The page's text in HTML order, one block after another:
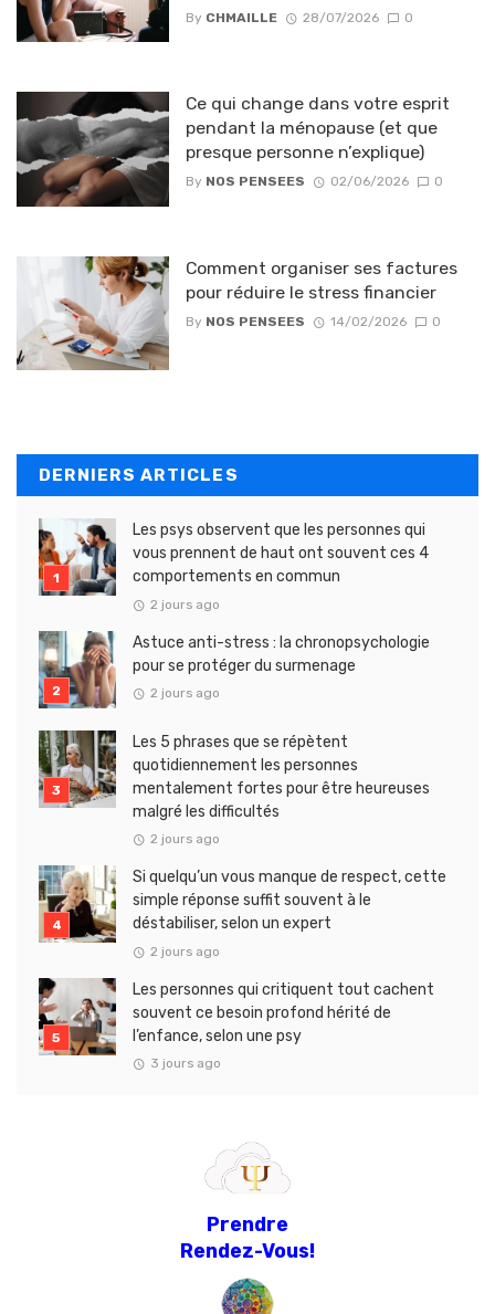
By CHMAILLE 28/07/2026 0
Ce qui change dans votre esprit
pendant la ménopause (et que
presque personne n’explique)
By NOS PENSEES 02/06/2026 0
Comment organiser ses factures
pour réduire le stress financier
By NOS PENSEES 14/02/2026 0
DERNIERS ARTICLES
Les psys observent que les personnes qui
vous prennent de haut ont souvent ces 4
comportements en commun
2 jours ago
Astuce anti-stress : la chronopsychologie
pour se protéger du surmenage
2 jours ago
Les 5 phrases que se répètent
quotidiennement les personnes
mentalement fortes pour être heureuses
malgré les difficultés
2 jours ago
Si quelqu’un vous manque de respect, cette
simple réponse suffit souvent à le
déstabiliser, selon un expert
2 jours ago
Les personnes qui critiquent tout cachent
souvent ce besoin profond hérité de
l’enfance, selon une psy
3 jours ago
Prendre
Rendez-Vous!